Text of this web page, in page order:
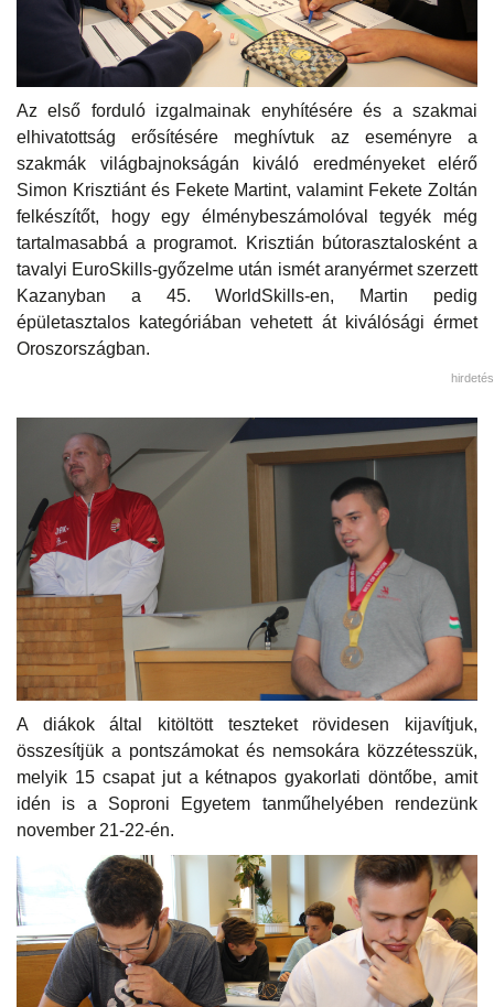
Az első forduló izgalmainak enyhítésére és a szakmai
elhivatottság erősítésére meghívtuk az eseményre a
szakmák világbajnokságán kiváló eredményeket elérő
Simon Krisztiánt és Fekete Martint, valamint Fekete Zoltán
felkészítőt, hogy egy élménybeszámolóval tegyék még
tartalmasabbá a programot. Krisztián bútorasztalosként a
tavalyi EuroSkills-győzelme után ismét aranyérmet szerzett
Kazanyban a 45. WorldSkills-en, Martin pedig
épületasztalos kategóriában vehetett át kiválósági érmet
Oroszországban.
hirdetés
A diákok által kitöltött teszteket rövidesen kijavítjuk,
összesítjük a pontszámokat és nemsokára közzétesszük,
melyik 15 csapat jut a kétnapos gyakorlati döntőbe, amit
idén is a Soproni Egyetem tanműhelyében rendezünk
november 21-22-én.